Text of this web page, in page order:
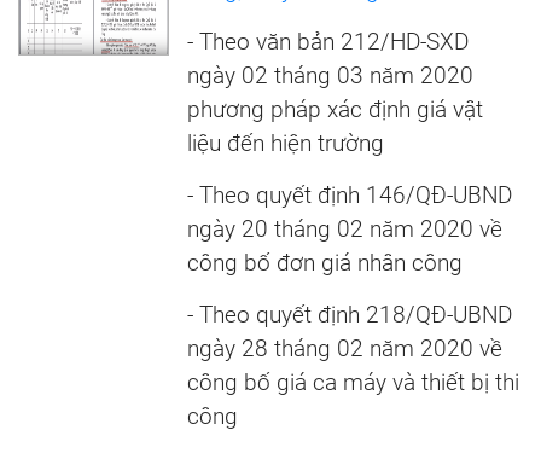
- Theo văn bản 212/HD-SXD
ngày 02 tháng 03 năm 2020
phương pháp xác định giá vật
liệu đến hiện trường
- Theo quyết định 146/QĐ-UBND
ngày 20 tháng 02 năm 2020 về
công bố đơn giá nhân công
- Theo quyết định 218/QĐ-UBND
ngày 28 tháng 02 năm 2020 về
công bố giá ca máy và thiết bị thi
công